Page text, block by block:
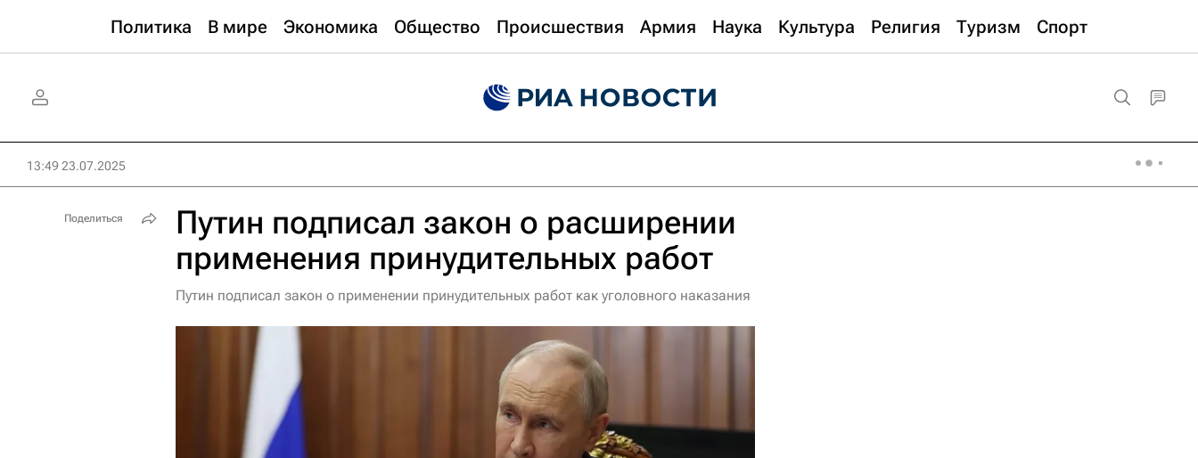
Политика В мире Экономика Общество Происшествия Армия Наука Культура Религия Туризм Спорт
13:49 23.07.2025
Путин подписал закон о расширении
применения принудительных работ
Путин подписал закон о применении принудительных работ как уголовного наказания
Поделиться